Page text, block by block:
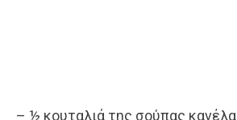
– ½ κουταλιά της σούπας κανέλα